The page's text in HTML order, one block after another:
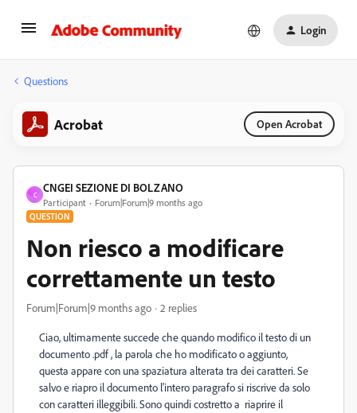
Login
Questions
Acrobat Open Acrobat
C
CNGEI SEZIONE DI BOLZANO
Participant Forum|Forum|9 months ago
QUESTION
Non riesco a modificare
correttamente un testo
Forum|Forum|9 months ago 2 replies
Ciao, ultimamente succede che quando modifico il testo di un
documento .pdf , la parola che ho modificato o aggiunto,
questa appare con una spaziatura alterata tra dei caratteri. Se
salvo e riapro il documento l'intero paragrafo si riscrive da solo
con caratteri illeggibili. Sono quindi costretto a riaprire il